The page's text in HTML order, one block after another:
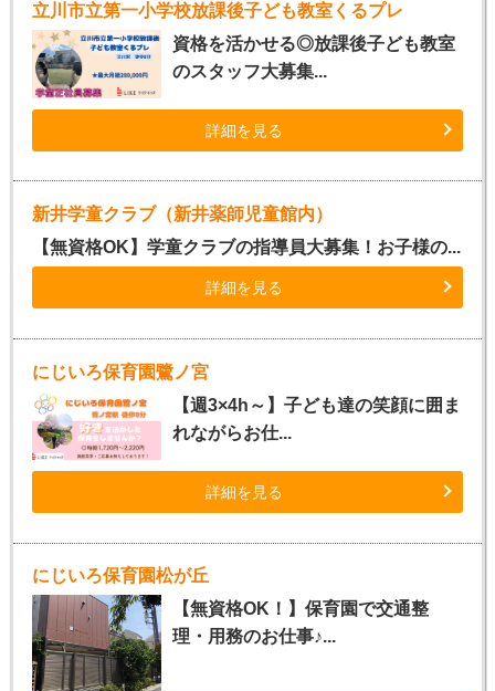
立川市立第一小学校放課後子ども教室くるプレ
資格を活かせる◎放課後子ども教室
のスタッフ大募集...
詳細を見る
新井学童クラブ（新井薬師児童館内）
【無資格OK】学童クラブの指導員大募集！お子様の...
詳細を見る
にじいろ保育園鷺ノ宮
【週3×4h～】子ども達の笑顔に囲ま
れながらお仕...
詳細を見る
にじいろ保育園松が丘
【無資格OK！】保育園で交通整
理・用務のお仕事♪...